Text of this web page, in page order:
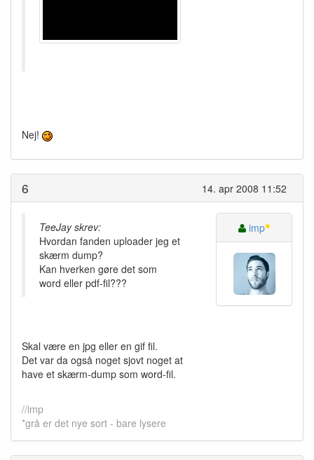
Nej!
14. apr 2008 11:52
6
TeeJay skrev:
Hvordan fanden uploader jeg et
skærm dump?
Kan hverken gøre det som
word eller pdf-fil???
Skal være en jpg eller en gif fil.
Det var da også noget sjovt noget at
have et skærm-dump som word-fil.
//imp
*grå er det nye sort - bare lysere
imp